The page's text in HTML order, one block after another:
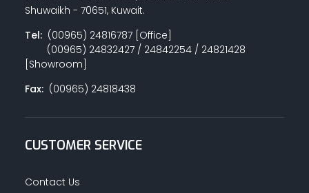
Shuwaikh - 70651, Kuwait.
Tel:(00965) 24816787 [Office]
(00965) 24832427 / 24842254 / 24821428
[Showroom]
Fax:(00965) 24818438
CUSTOMER SERVICE
Contact Us